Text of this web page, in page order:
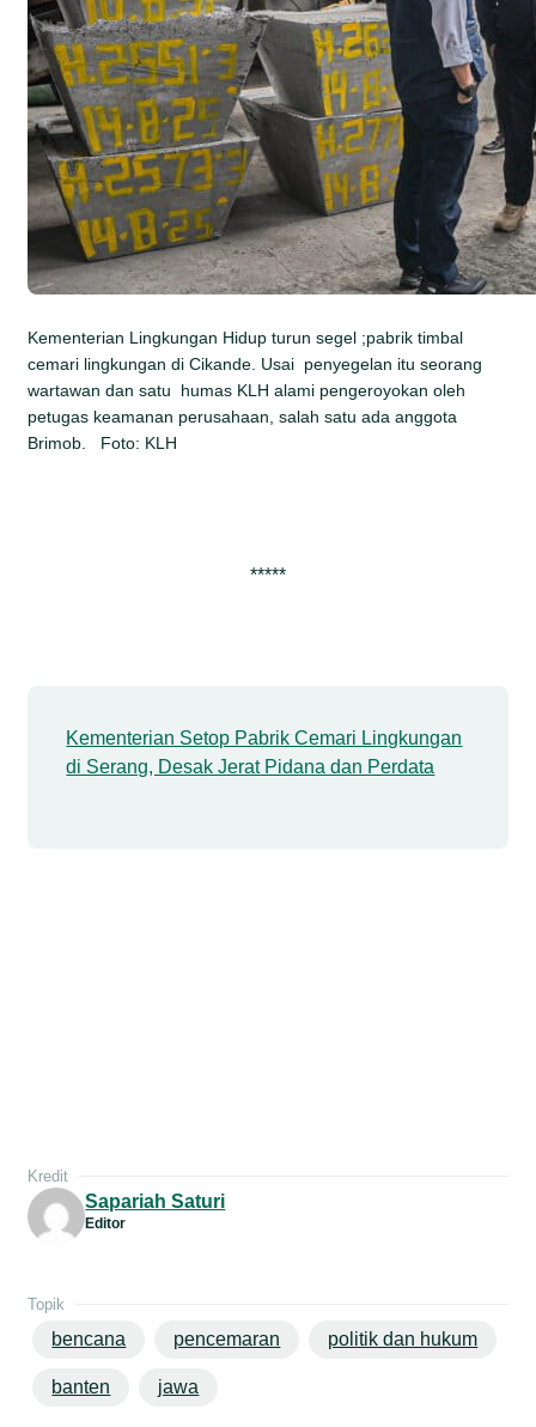
Kementerian Lingkungan Hidup turun segel ;pabrik timbal
cemari lingkungan di Cikande. Usai penyegelan itu seorang
wartawan dan satu humas KLH alami pengeroyokan oleh
petugas keamanan perusahaan, salah satu ada anggota
Brimob. Foto: KLH
*****
Kementerian Setop Pabrik Cemari Lingkungan
di Serang, Desak Jerat Pidana dan Perdata
Kredit
Sapariah Saturi
Editor
Topik
bencana pencemaran politik dan hukum
banten jawa